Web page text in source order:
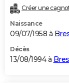
Créer une
Naissance
09/07/1958 à
Décès
13/08/1994 à